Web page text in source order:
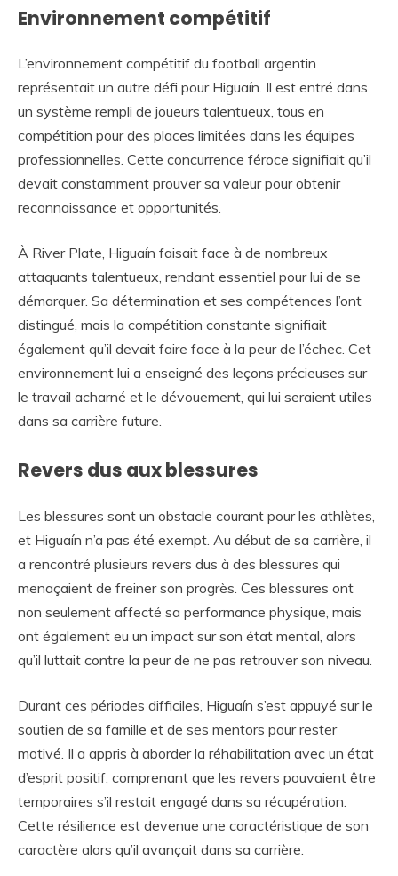
Environnement compétitif
L’environnement compétitif du football argentin
représentait un autre défi pour Higuaín. Il est entré dans
un système rempli de joueurs talentueux, tous en
compétition pour des places limitées dans les équipes
professionnelles. Cette concurrence féroce signifiait qu’il
devait constamment prouver sa valeur pour obtenir
reconnaissance et opportunités.
À River Plate, Higuaín faisait face à de nombreux
attaquants talentueux, rendant essentiel pour lui de se
démarquer. Sa détermination et ses compétences l’ont
distingué, mais la compétition constante signifiait
également qu’il devait faire face à la peur de l’échec. Cet
environnement lui a enseigné des leçons précieuses sur
le travail acharné et le dévouement, qui lui seraient utiles
dans sa carrière future.
Revers dus aux blessures
Les blessures sont un obstacle courant pour les athlètes,
et Higuaín n’a pas été exempt. Au début de sa carrière, il
a rencontré plusieurs revers dus à des blessures qui
menaçaient de freiner son progrès. Ces blessures ont
non seulement affecté sa performance physique, mais
ont également eu un impact sur son état mental, alors
qu’il luttait contre la peur de ne pas retrouver son niveau.
Durant ces périodes difficiles, Higuaín s’est appuyé sur le
soutien de sa famille et de ses mentors pour rester
motivé. Il a appris à aborder la réhabilitation avec un état
d’esprit positif, comprenant que les revers pouvaient être
temporaires s’il restait engagé dans sa récupération.
Cette résilience est devenue une caractéristique de son
caractère alors qu’il avançait dans sa carrière.